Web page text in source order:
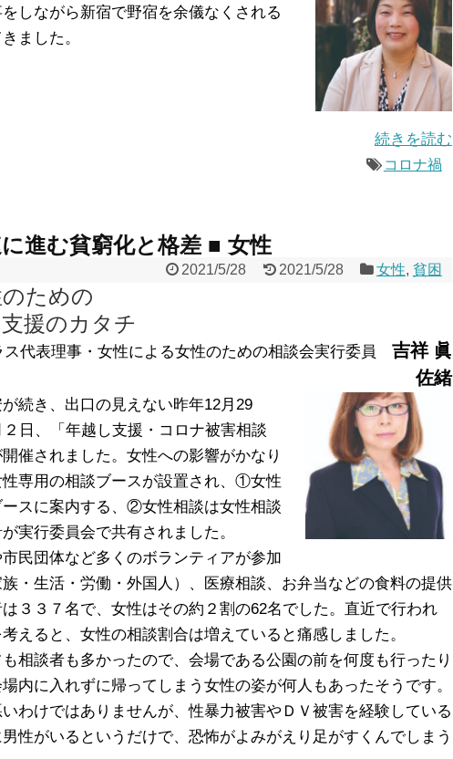
しながら新宿で野宿を余儀なくされる
ました。
続きを読む
コロナ禍
進む貧窮化と格差 ■ 女性
2021/5/28 2021/5/28 女性, 貧困
ための
援のカタチ
ス代表理事・女性による女性のための相談会実行委員 吉祥 眞
佐緒
続き、出口の見えない昨年12月29
日、「年越し支援・コロナ被害相談
催されました。女性への影響がかなり
専用の相談ブースが設置され、①女性
スに案内する、②女性相談は女性相談
実行委員会で共有されました。
民団体など多くのボランティアが参加
・生活・労働・外国人）、医療相談、お弁当などの食料の提供
３３７名で、女性はその約２割の62名でした。直近で行われ
えると、女性の相談割合は増えていると痛感しました。
相談者も多かったので、会場である公園の前を何度も行ったり
内に入れずに帰ってしまう女性の姿が何人もあったそうです。
わけではありませんが、性暴力被害やＤＶ被害を経験している
性がいるというだけで、恐怖がよみがえり足がすくんでしまう